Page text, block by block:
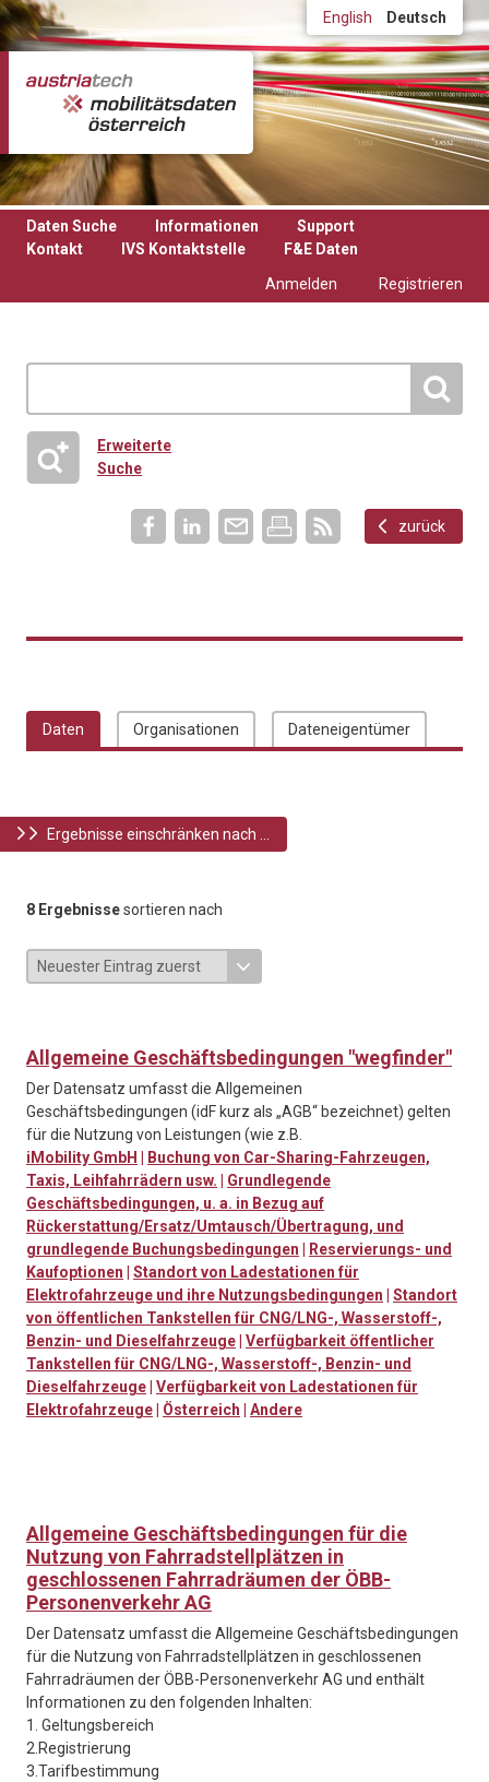
Direkt zum Inhalt English Deutsch
Daten Suche Informationen
Support
Kontakt
IVS Kontaktstelle
F&E Daten
Anmelden
Registrieren
Erweiterte
Suche
zurück
Daten Organisationen Dateneigentümer
Ergebnisse einschränken nach ...
8 Ergebnissesortieren nach
Allgemeine Geschäftsbedingungen "wegfinder"
Der Datensatz umfasst die Allgemeinen
Geschäftsbedingungen (idF kurz als „AGB“ bezeichnet) gelten
für die Nutzung von Leistungen (wie z.B.
iMobility GmbH
Buchung von Car-Sharing-Fahrzeugen,
Taxis, Leihfahrrädern usw.
Grundlegende
Geschäftsbedingungen, u. a. in Bezug auf
Rückerstattung/Ersatz/Umtausch/Übertragung, und
grundlegende Buchungsbedingungen
Reservierungs- und
Kaufoptionen
Standort von Ladestationen für
Elektrofahrzeuge und ihre Nutzungsbedingungen
Standort
von öffentlichen Tankstellen für CNG/LNG-, Wasserstoff-,
Benzin- und Dieselfahrzeuge Verfügbarkeit öffentlicher
Tankstellen für CNG/LNG-, Wasserstoff-, Benzin- und
Dieselfahrzeuge Verfügbarkeit von Ladestationen für
Elektrofahrzeuge
Österreich Andere
Allgemeine Geschäftsbedingungen für die
Nutzung von Fahrradstellplätzen in
geschlossenen Fahrradräumen der ÖBB-
Personenverkehr AG
Der Datensatz umfasst die Allgemeine Geschäftsbedingungen
für die Nutzung von Fahrradstellplätzen in geschlossenen
Fahrradräumen der ÖBB-Personenverkehr AG und enthält
Informationen zu den folgenden Inhalten:
1. Geltungsbereich
2.Registrierung
3.Tarifbestimmung